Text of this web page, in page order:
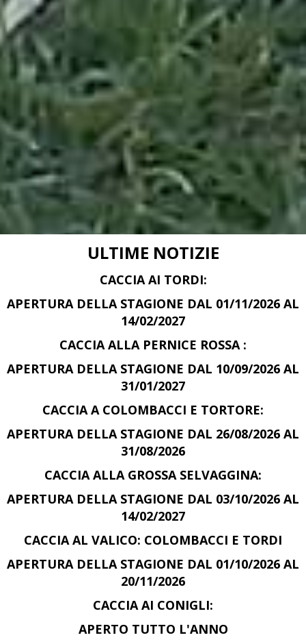
ULTIME NOTIZIE
CACCIA AI TORDI:
APERTURA DELLA STAGIONE DAL 01/11/2026 AL
14/02/2027
CACCIA ALLA PERNICE ROSSA :
APERTURA DELLA STAGIONE DAL 10/09/2026 AL
31/01/2027
CACCIA A COLOMBACCI E TORTORE:
APERTURA DELLA STAGIONE DAL 26/08/2026 AL
31/08/2026
CACCIA ALLA GROSSA SELVAGGINA:
APERTURA DELLA STAGIONE DAL 03/10/2026 AL
14/02/2027
CACCIA AL VALICO: COLOMBACCI E TORDI
APERTURA DELLA STAGIONE DAL 01/10/2026 AL
20/11/2026
CACCIA AI CONIGLI:
APERTO TUTTO L'ANNO